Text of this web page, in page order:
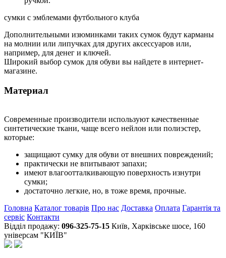
сумки с эмблемами футбольного клуба
Дополнительными изюминками таких сумок будут карманы
на молнии или липучках для других аксессуаров или,
например, для денег и ключей.
Широкий выбор сумок для обуви вы найдете в интернет-
магазине.
Материал
Современные производители используют качественные
синтетические ткани, чаще всего нейлон или полиэстер,
которые:
защищают сумку для обуви от внешних повреждений;
практически не впитывают запахи;
имеют влагоотталкивающую поверхность изнутри
сумки;
достаточно легкие, но, в тоже время, прочные.
Головна Каталог товарів Про нас Доставка Оплата Гарантія та
сервіс Контакти
Відділ продажу: 096-325-75-15 Київ, Харківське шосе, 160
універсам "КИЇВ"